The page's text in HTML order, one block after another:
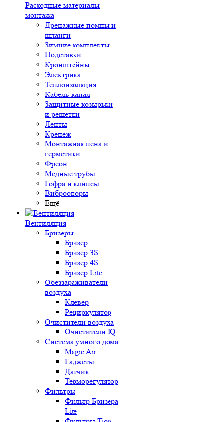
Расходные материалы
монтажа
Дренажные помпы и
шланги
Зимние комплекты
Подставки
Кронштейны
Электрика
Теплоизоляция
Кабель-канал
Защитные козырьки
и решетки
Ленты
Крепеж
Монтажная пена и
герметики
Фреон
Медные трубы
Гофра и клипсы
Виброопоры
Ещё
Вентиляция
Бризеры
Бризер
Бризер 3S
Бризер 4S
Бризер Lite
Обеззараживатели
воздуха
Клевер
Рециркулятор
Очистители воздуха
Очистители IQ
Система умного дома
Magic Air
Гаджеты
Датчик
Терморегулятор
Фильтры
Фильтр Бризера
Lite